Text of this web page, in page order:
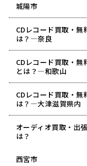
城陽市
CDレコード買取・
は？―奈良
CDレコード買取・
とは？―和歌山
CDレコード買取・
は？―大津滋賀県内
オーディオ買取・出
は？
西宮市